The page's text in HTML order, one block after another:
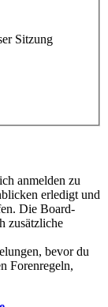
Sitzung
anmelden zu
erledigt und
Die Board-
zusätzliche
bevor du
Forenregeln,